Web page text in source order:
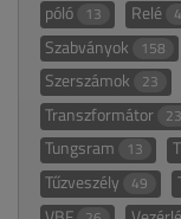
póló 13 Relé
Szabványok 158
Szerszámok 23
Transzformátor 23
Tungsram 13
Tűzveszély 49